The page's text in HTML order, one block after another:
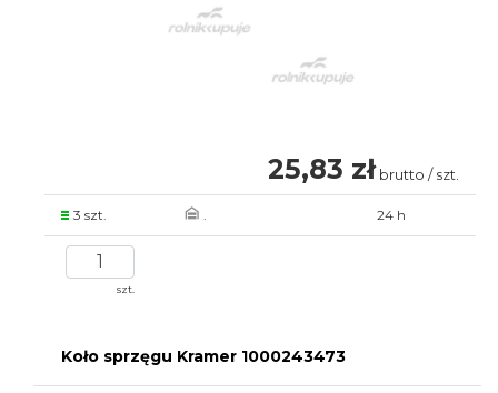
25,83 zł brutto / szt.
3 szt. . 24 h
szt.
Koło sprzęgu Kramer 1000243473